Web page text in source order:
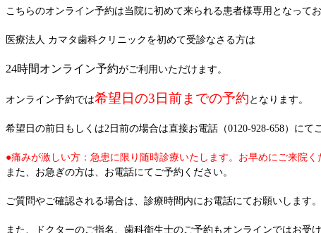
こちらのオンライン予約は当院に初めて来られる患者様専用となって
医療法人 カマタ歯科クリニックを初めて受診なさる方は
24時間オンライン予約がご利用いただけます。
オンライン予約では希望日の3日前までの予約 となります。
希望日の前日もしくは2日前の場合は直接お電話（0120-928-658）にて
●痛みが激しい方：急患に限り随時診療いたします。お早めにご来院く
また、お急ぎの方は、お電話にてご予約ください。
ご質問やご確認される場合は、診療時間内にお電話にてお願いします。
また、ドクターのご指名、歯科衛生士のご予約もオンラインではお受